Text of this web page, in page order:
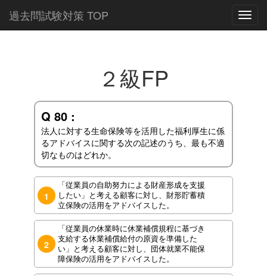
過去問試験対策 TOP
２級FP
Q 80 :
法人に対する生命保険等を活用した福利厚生に係
るアドバイスに関する次の記述のうち、最も不適
切なものはどれか。
1
「従業員の自助努力による財産形成を支援
したい」と考える顧客に対し、財形貯蓄積
立保険の活用をアドバイスした。
2
「従業員の休業時に休業補償規程に基づき
支給する休業補償給付の原資を準備した
い」と考える顧客に対し、団体就業不能保
障保険の活用をアドバイスした。